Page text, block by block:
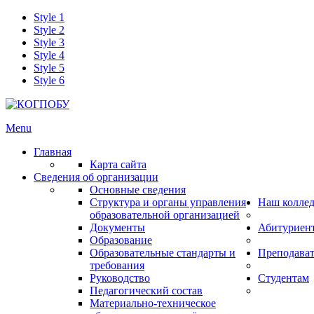
Style 1
Style 2
Style 3
Style 4
Style 5
Style 6
Menu
Главная
Карта сайта
Сведения об организации
Основные сведения
Структура и органы управления
образовательной организацией
Документы
Образование
Образовательные стандарты и
требования
Руководство
Педагогический состав
Материально-техническое
Наш
Студентам